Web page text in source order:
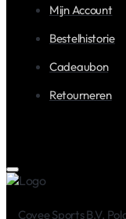
Mijn Account
Bestelhistorie
Cadeaubon
Retourneren
Covee Sports B.V.